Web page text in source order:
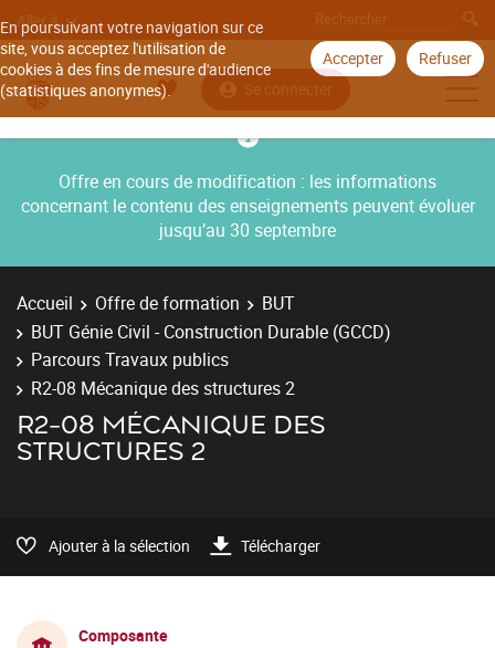
En poursuivant votre navigation sur ce
site, vous acceptez l'utilisation de
cookies à des fins de mesure d'audience
(statistiques anonymes).
Accepter Refuser
Aller à
Se connecter
Offre en cours de modification : les informations
concernant le contenu des enseignements peuvent évoluer
jusqu’au 30 septembre
Accueil Offre de formation
BUT
BUT Génie Civil - Construction Durable (GCCD)
Parcours Travaux publics
R2-08 Mécanique des structures 2
R2-08 MÉCANIQUE DES
STRUCTURES 2
Ajouter à la sélection Télécharger
Composante